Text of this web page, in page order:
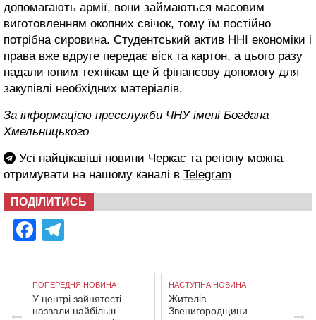
допомагають армії, вони займаються масовим
виготовленням окопних свічок, тому їм постійно
потрібна сировина. Студентський актив ННІ економіки і
права вже вдруге передає віск та картон, а цього разу
надали юним технікам ще й фінансову допомогу для
закупівлі необхідних матеріалів.
За інформацією пресслужби ЧНУ імені Богдана
Хмельницького
Усі найцікавіші новини Черкас та регіону можна
отримувати на нашому каналі в Telegram
ПОДІЛИТИСЬ
Facebook
ПОПЕРЕДНЯ НОВИНА
У центрі зайнятості
назвали найбільш
НАСТУПНА НОВИНА
Жителів
Звенигородщини